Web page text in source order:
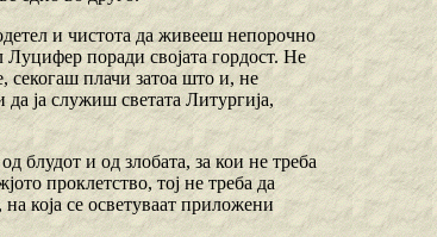
и чистота да живееш непорочно
поради својата гордост. Не
секогаш плачи затоа што и, не
да ја служиш светата Литургија,
блудот и од злобата, за кои не треба
проклетство, тој не треба да
која се осветуваат приложени